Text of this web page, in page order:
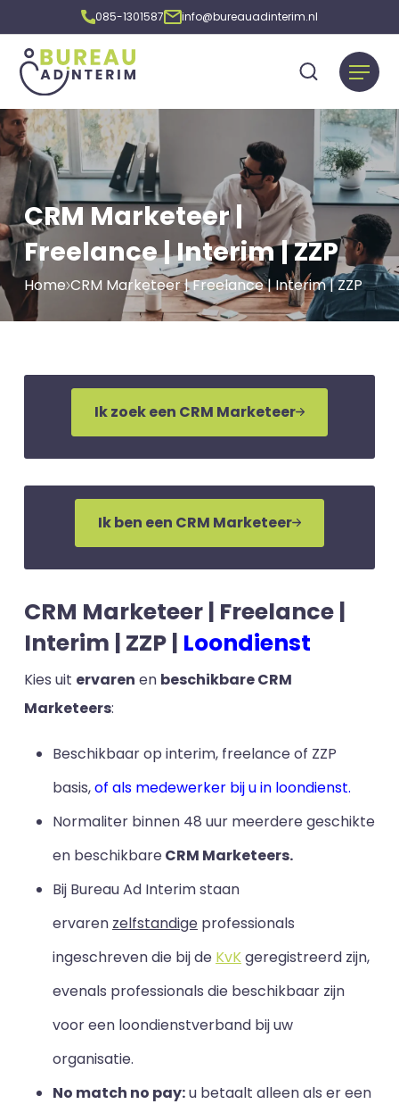
085-1301587 info@bureauadinterim.nl
CRM Marketeer |
Freelance | Interim | ZZP
Home CRM Marketeer | Freelance | Interim | ZZP
Ik zoek een CRM Marketeer
Ik ben een CRM Marketeer
CRM Marketeer | Freelance |
Interim | ZZP | Loondienst
Kies uit ervaren en beschikbare CRM
Marketeers:
Beschikbaar op interim, freelance of ZZP
basis,of als medewerker bij u in loondienst.
Normaliter binnen 48 uur meerdere geschikte
en beschikbareCRM Marketeers.
Bij Bureau Ad Interim staan
ervaren zelfstandige professionals
ingeschreven die bij de KvKgeregistreerd zijn,
evenals professionals die beschikbaar zijn
voor een loondienstverband bij uw
organisatie.
No match no pay:u betaalt alleen als er een